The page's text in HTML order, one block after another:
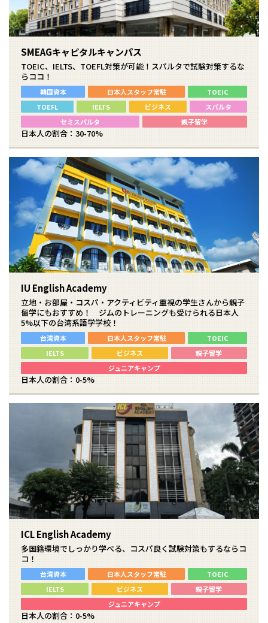
SMEAGキャピタルキャンパス
TOEIC、IELTS、TOEFL対策が可能！スパルタで試験対策するな
らココ！
韓国資本 日本人スタッフ常駐
TOEIC
TOEFL
IELTS ビジネス
スパルタ
セミスパルタ
親子留学
日本人の割合：30-70%
IU English Academy
立地・お部屋・コスパ・アクティビティ重視の学生さんから親子
留学にもおすすめ！ ジムのトレーニングも受けられる日本人
5%以下の台湾系語学学校！
台湾資本 日本人スタッフ常駐
TOEIC
IELTS
ビジネス
親子留学
ジュニアキャンプ
日本人の割合：0-5%
ICL English Academy
多国籍環境でしっかり学べる、コスパ良く試験対策もするならコ
コ！
台湾資本 日本人スタッフ常駐
TOEIC
IELTS
ビジネス
親子留学
ジュニアキャンプ
日本人の割合：0-5%